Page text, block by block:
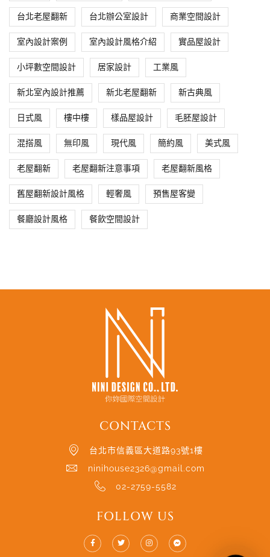
台北老屋翻新 台北辦公室設計 商業空間設計
室內設計案例 室內設計風格介紹 實品屋設計
小坪數空間設計 居家設計 工業風
新北室內設計推薦 新北老屋翻新 新古典風
日式風 樓中樓 樣品屋設計 毛胚屋設計
混搭風 無印風 現代風 簡約風 美式風
老屋翻新 老屋翻新注意事項 老屋翻新風格
舊屋翻新設計風格 輕奢風 預售屋客變
餐廳設計風格 餐飲空間設計
CONTACTS
台北市信義區大道路93號1樓
ninihouse2326@gmail.com
02-2759-5582
FOLLOW US